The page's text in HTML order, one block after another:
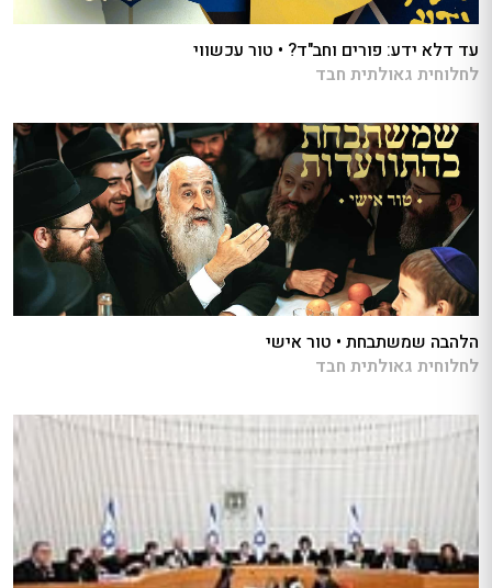
עד דלא ידע: פורים וחב"ד? • טור עכשווי
לחלוחית גאולתית חבד
הלהבה שמשתבחת • טור אישי
לחלוחית גאולתית חבד